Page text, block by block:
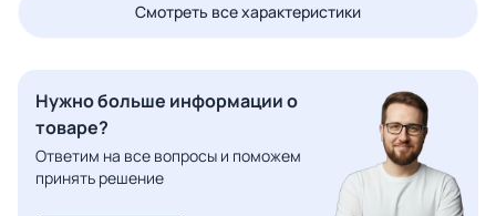
Смотреть все характеристики
Нужно больше информации о
товаре?
Ответим на все вопросы и поможем
принять решение